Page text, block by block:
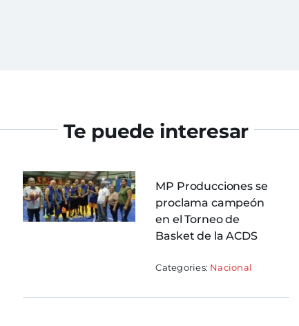
Te puede interesar
MP Producciones se
proclama campeón
en el Torneo de
Basket de la ACDS
Categories: Nacional